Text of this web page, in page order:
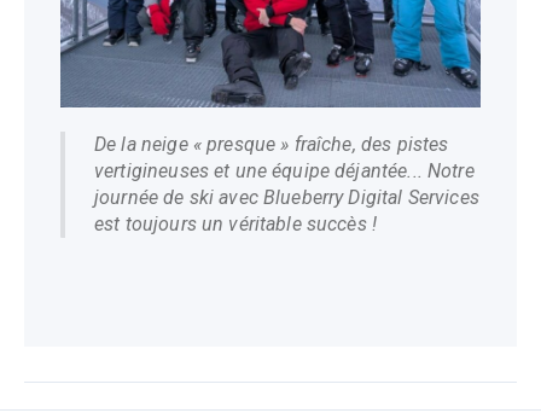
De la neige « presque » fraîche, des pistes
vertigineuses et une équipe déjantée... Notre
journée de ski avec Blueberry Digital Services
est toujours un véritable succès !